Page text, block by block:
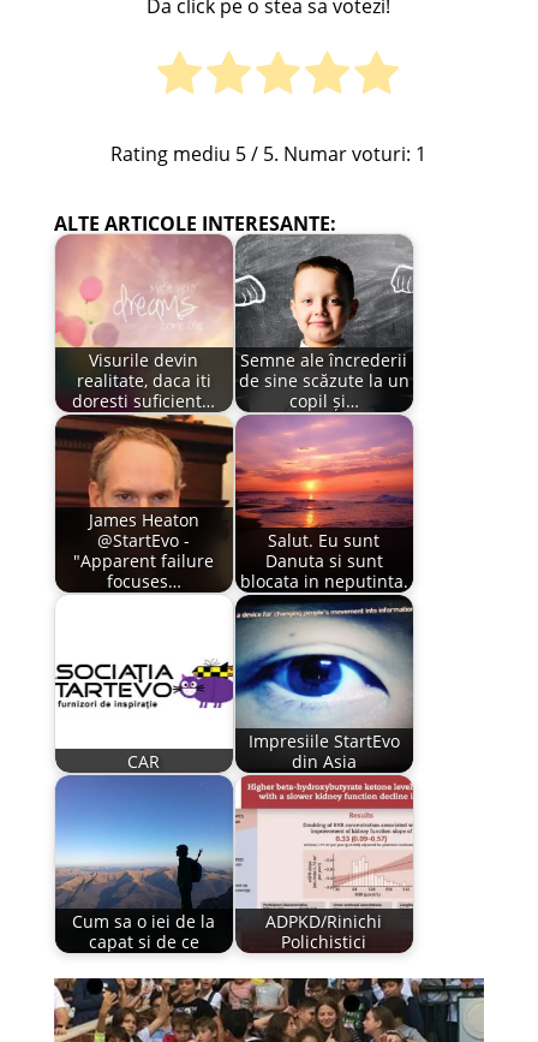
Da click pe o stea sa votezi!
Rating mediu 5/ 5. Numar voturi: 1
ALTE ARTICOLE INTERESANTE:
Visurile devin
realitate, daca iti
doresti suficient…
Semne ale încrederii
de sine scăzute la un
copil și…
James Heaton
@StartEvo -
"Apparent failure
focuses…
Salut. Eu sunt
Danuta si sunt
blocata in neputinta.
CAR
Impresiile StartEvo
din Asia
Cum sa o iei de la
capat si de ce
ADPKD/Rinichi
Polichistici